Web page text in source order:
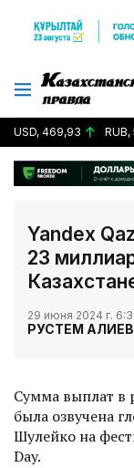
USD, 469,93 RUB,
Yandex
23
29 июня 2024 г.
РУСТЕМ АЛИЕВ
Сумма выплат в
была озвучена
Шулейко на
Day.